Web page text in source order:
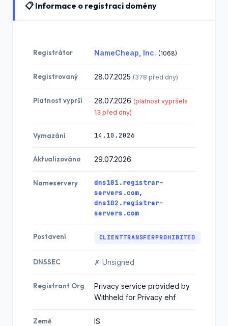
📋 Informace o registraci domény
Registrátor NameCheap, Inc. (1068)
Registrovaný 28.07.2025 (378 před dny)
Platnost vyprší 28.07.2026 (platnost vypršela
13 před dny)
Vymazání 14.10.2026
Aktualizováno 29.07.2026
Nameservery
dns101.registrar-
servers.com,
dns102.registrar-
servers.com
Postavení CLIENTTRANSFERPROHIBITED
DNSSEC ✗ Unsigned
Registrant Org
Privacy service provided by
Withheld for Privacy ehf
Země IS